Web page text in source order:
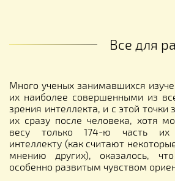
Все для
Много ученых занимавшихся
их наиболее совершенными из
зрения интеллекта, и с этой точки
их сразу после человека, хотя
весу только 174-ю часть их
интеллекту (как считают
мнению других), оказалось,
особенно развитым чувством